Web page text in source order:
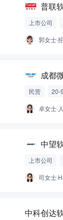
普联
上市公司
郭女士·
成都
民营
20-
卓女士·
中望
上市公司
司女士
中科创达